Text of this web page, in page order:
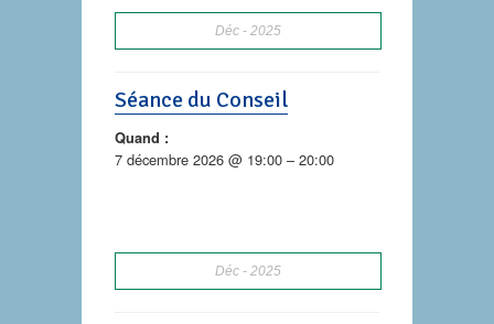
Déc 2025
Séance du Conseil
Quand :
7 décembre 2026 @ 19:00 – 20:00
Déc 2025